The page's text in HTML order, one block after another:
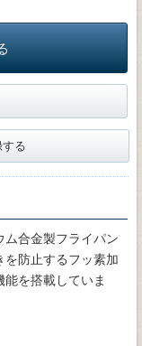
る
合金製フライパン
を防止するフッ素加
を搭載していま